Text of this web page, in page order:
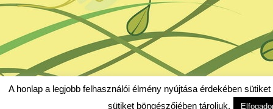
A honlap a legjobb felhasználói élmény nyújtása érdekében
sütiket böngészőjében tároljuk.